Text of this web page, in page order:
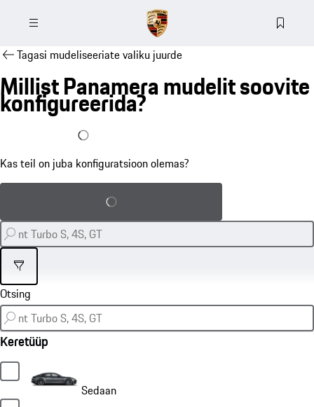
Tagasi mudeliseeriate valiku juurde
Millist Panamera mudelit soovite
konfigureerida?
Mul on konfiguratsioon juba olemas
Kas teil on juba konfiguratsioon olemas?
Salvestatud konfiguratsiooni laadimine
Filter
Keretüüp
Sedaan